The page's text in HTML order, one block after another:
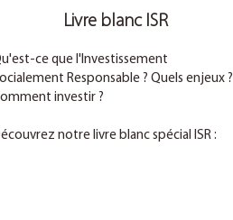
Livre blanc ISR
ce que l'Investissement
Responsable ? Quels enjeux ?
investir ?
notre livre blanc spécial ISR :